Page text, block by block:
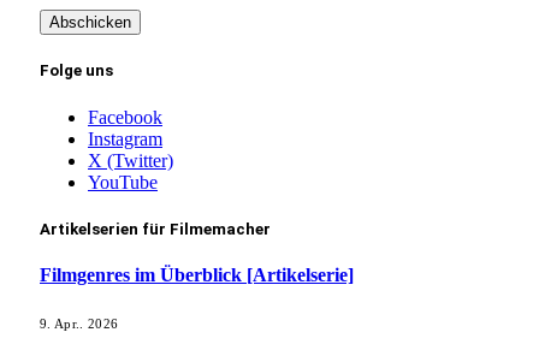
Folge uns
Facebook
Instagram
X (Twitter)
YouTube
Artikelserien für Filmemacher
Filmgenres im Überblick [Artikelserie]
9. Apr.. 2026